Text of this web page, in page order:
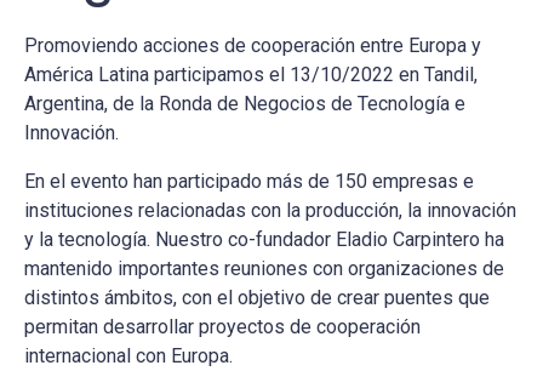
Promoviendo acciones de cooperación entre Europa y
América Latina participamos el 13/10/2022 en Tandil,
Argentina, de la Ronda de Negocios de Tecnología e
Innovación.
En el evento han participado más de 150 empresas e
instituciones relacionadas con la producción, la innovación
y la tecnología. Nuestro co-fundador Eladio Carpintero ha
mantenido importantes reuniones con organizaciones de
distintos ámbitos, con el objetivo de crear puentes que
permitan desarrollar proyectos de cooperación
internacional con Europa.